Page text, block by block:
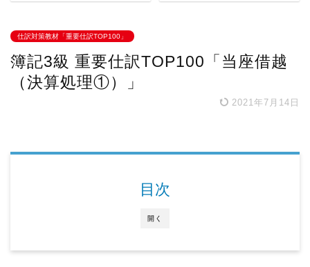
仕訳対策教材「重要仕訳TOP100」
簿記3級 重要仕訳TOP100「当座借越
（決算処理①）」
2021年7月14日
開く
目次